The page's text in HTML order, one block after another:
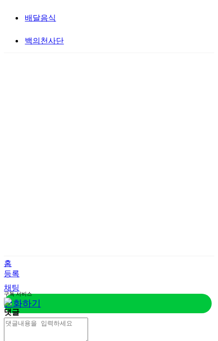
배달음식
백의천사단
홈
등록
채팅
전화하기
구독 서비스
댓글